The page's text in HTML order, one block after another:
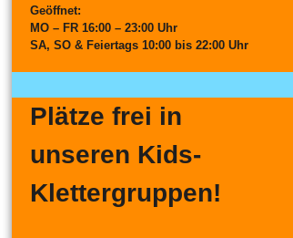
Geöffnet:
MO– FR 16:00 – 23:00 Uhr
SA, SO & Feiertags 10:00 bis 22:00 Uhr
Plätze frei in
unseren Kids-
Klettergruppen!